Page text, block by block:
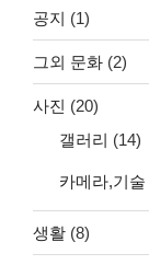
공지 (1)
그외 문화 (2)
사진 (20)
갤러리 (14)
카메라,기술
생활 (8)